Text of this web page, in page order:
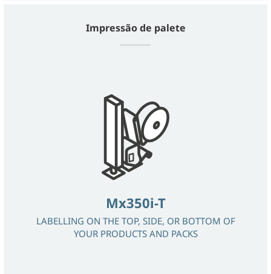
Impressão de palete
Mx350i-T
LABELLING ON THE TOP, SIDE, OR BOTTOM OF
YOUR PRODUCTS AND PACKS